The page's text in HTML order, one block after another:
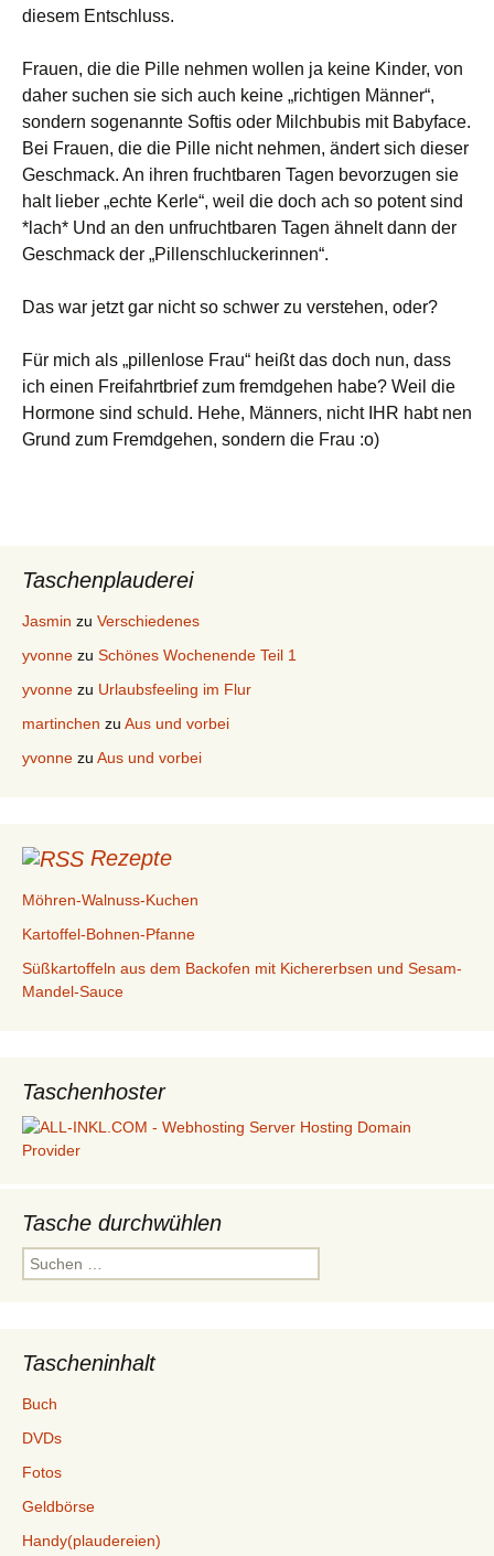
diesem Entschluss.
Frauen, die die Pille nehmen wollen ja keine Kinder, von
daher suchen sie sich auch keine „richtigen Männer“,
sondern sogenannte Softis oder Milchbubis mit Babyface.
Bei Frauen, die die Pille nicht nehmen, ändert sich dieser
Geschmack. An ihren fruchtbaren Tagen bevorzugen sie
halt lieber „echte Kerle“, weil die doch ach so potent sind
*lach* Und an den unfruchtbaren Tagen ähnelt dann der
Geschmack der „Pillenschluckerinnen“.
Das war jetzt gar nicht so schwer zu verstehen, oder?
Für mich als „pillenlose Frau“ heißt das doch nun, dass
ich einen Freifahrtbrief zum fremdgehen habe? Weil die
Hormone sind schuld. Hehe, Männers, nicht IHR habt nen
Grund zum Fremdgehen, sondern die Frau :o)
Taschenplauderei
Jasmin zu Verschiedenes
yvonne zu Schönes Wochenende Teil 1
yvonne zu Urlaubsfeeling im Flur
martinchen zu Aus und vorbei
yvonne zu Aus und vorbei
Rezepte
Möhren-Walnuss-Kuchen
Kartoffel-Bohnen-Pfanne
Süßkartoffeln aus dem Backofen mit Kichererbsen und Sesam-
Mandel-Sauce
Taschenhoster
Tasche durchwühlen
Suchen
nach:
Tascheninhalt
Buch
DVDs
Fotos
Geldbörse
Handy(plaudereien)